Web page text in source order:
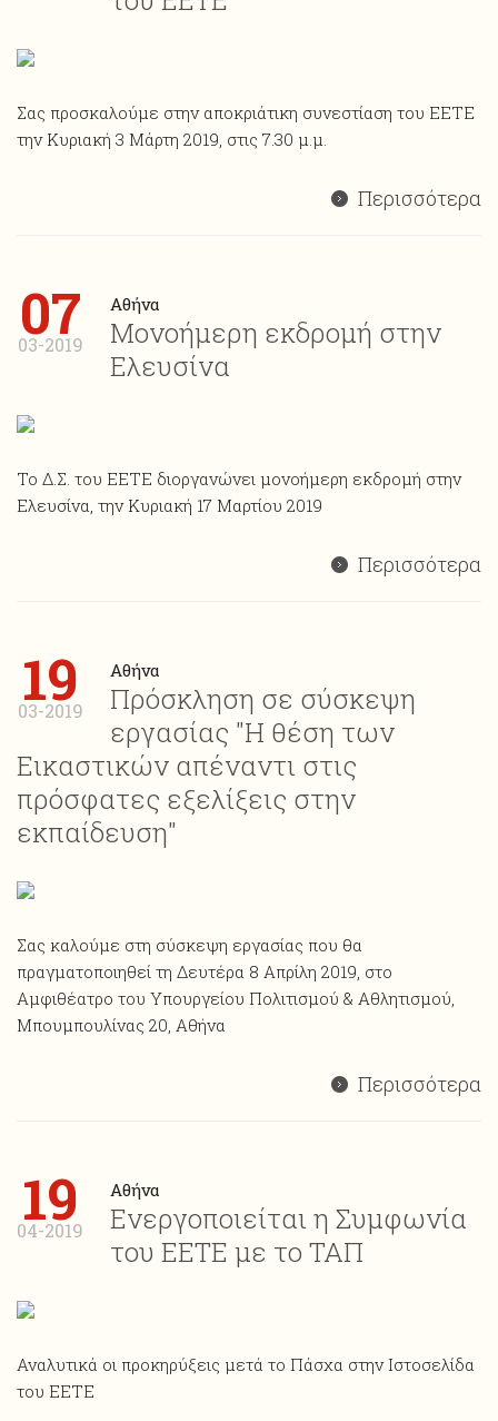
Σας προσκαλούμε στην αποκριάτικη συνεστίαση του ΕΕΤΕ
την Κυριακή 3 Μάρτη 2019, στις 7.30 μ.μ.
Περισσότερα
07
03-2019
Αθήνα
Μονοήμερη εκδρομή στην
Ελευσίνα
Το Δ.Σ. του ΕΕΤΕ διοργανώνει μονοήμερη εκδρομή στην
Ελευσίνα, την Κυριακή 17 Μαρτίου 2019
Περισσότερα
19
03-2019
Αθήνα
Πρόσκληση σε σύσκεψη
εργασίας "Η θέση των
Εικαστικών απέναντι στις
πρόσφατες εξελίξεις στην
εκπαίδευση"
Σας καλούμε στη σύσκεψη εργασίας που θα
πραγματοποιηθεί τη Δευτέρα 8 Απρίλη 2019, στο
Αμφιθέατρο του Υπουργείου Πολιτισμού & Αθλητισμού,
Μπουμπουλίνας 20, Αθήνα
Περισσότερα
19
04-2019
Αθήνα
Ενεργοποιείται η Συμφωνία
του ΕΕΤΕ με το ΤΑΠ
Αναλυτικά οι προκηρύξεις μετά το Πάσχα στην Ιστοσελίδα
του ΕΕΤΕ